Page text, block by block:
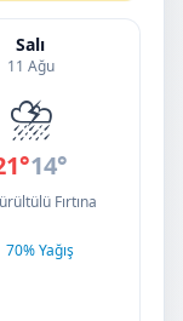
Salı
11 Ağu
⛈️
14°
Fırtına
70% Yağış